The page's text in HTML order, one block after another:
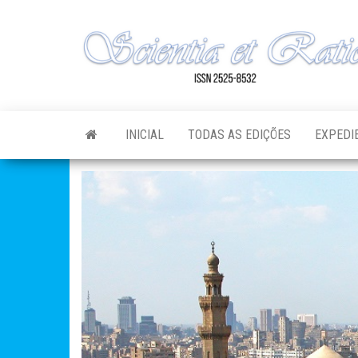
INICIAL TODAS AS EDIÇÕES